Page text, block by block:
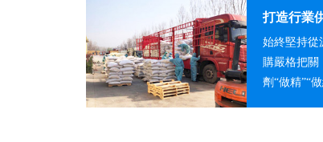
打造行業
始終堅持從
購嚴格把關
劑“做精”“